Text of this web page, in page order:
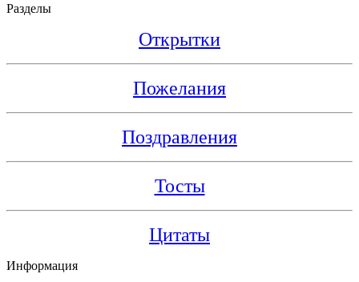
Разделы
Открытки
Пожелания
Поздравления
Тосты
Цитаты
Информация